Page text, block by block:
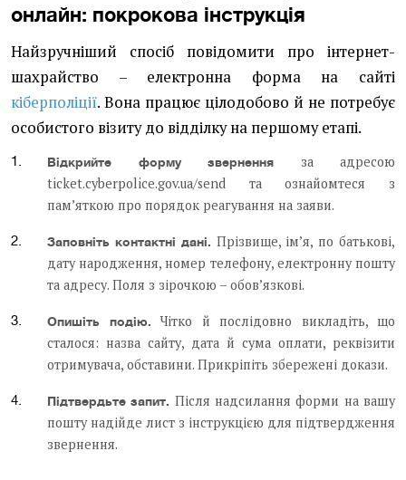
онлайн: покрокова інструкція
Найзручніший спосіб повідомити про інтернет-
шахрайство – електронна форма на сайті
кіберполіції. Вона працює цілодобово й не потребує
особистого візиту до відділку на першому етапі.
Відкрийте форму звернення за адресою
ticket.cyberpolice.gov.ua/send та ознайомтеся з
пам’яткою про порядок реагування на заяви.
Заповніть контактні дані. Прізвище, ім’я, по батькові,
дату народження, номер телефону, електронну пошту
та адресу. Поля з зірочкою – обов’язкові.
Опишіть подію.Чітко й послідовно викладіть, що
сталося: назва сайту, дата й сума оплати, реквізити
отримувача, обставини. Прикріпіть збережені докази.
Підтвердьте запит. Після надсилання форми на вашу
пошту надійде лист з інструкцією для підтвердження
звернення.